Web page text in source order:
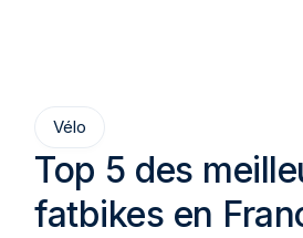
Vélo
Top 5 des
fatbikes en